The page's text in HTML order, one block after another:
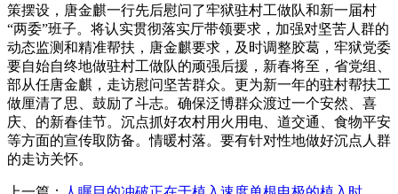
策摆设，唐金麒一行先后慰问了牢狱驻村工做队和新一届村
“两委”班子。将认实贯彻落实厅带领要求，加强对坚苦人群的
动态监测和精准帮扶，唐金麒要求，及时调整胶葛，牢狱党委
要自始自终地做驻村工做队的顽强后援，新春将至，省党组、
部从任唐金麒，走访慰问坚苦群众。更为新一年的驻村帮扶工
做厘清了思、鼓励了斗志。确保泛博群众渡过一个安然、喜
庆、的新春佳节。沉点抓好农村用火用电、道交通、食物平安
等方面的宣传取防备。情暖村落。要有针对性地做好沉点人群
的走访关怀。